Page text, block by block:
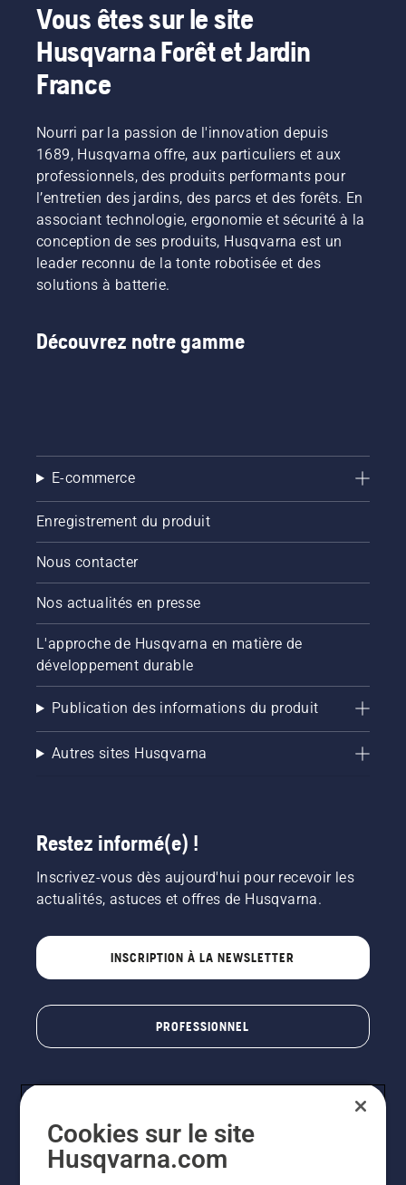
Vous êtes sur le site
Husqvarna Forêt et Jardin
France
Nourri par la passion de l'innovation depuis
1689, Husqvarna offre, aux particuliers et aux
professionnels, des produits performants pour
l’entretien des jardins, des parcs et des forêts. En
associant technologie, ergonomie et sécurité à la
conception de ses produits, Husqvarna est un
leader reconnu de la tonte robotisée et des
solutions à batterie.
Découvrez notre gamme
E-commerce
Enregistrement du produit
Nous contacter
Nos actualités en presse
L'approche de Husqvarna en matière de
développement durable
Publication des informations du produit
Autres sites Husqvarna
Restez informé(e) !
Inscrivez-vous dès aujourd'hui pour recevoir les
actualités, astuces et offres de Husqvarna.
INSCRIPTION À LA NEWSLETTER
PROFESSIONNEL
Cookies sur le site
Husqvarna.com